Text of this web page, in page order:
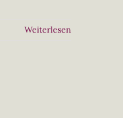
Weiterlesen